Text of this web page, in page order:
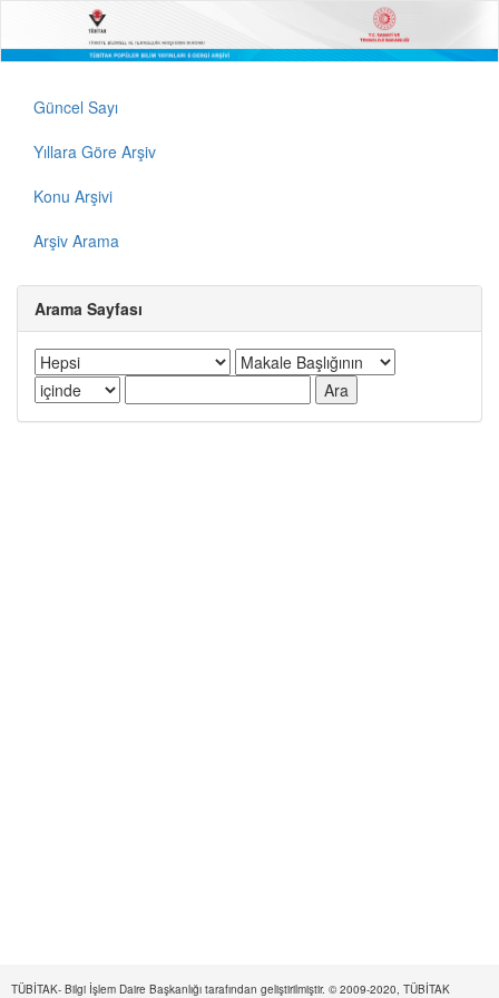
Güncel Sayı
Yıllara Göre Arşiv
Konu Arşivi
Arşiv Arama
Arama Sayfası
TÜBİTAK- Bilgi İşlem Daire Başkanlığı tarafından geliştirilmiştir. © 2009-2020, TÜBİTAK